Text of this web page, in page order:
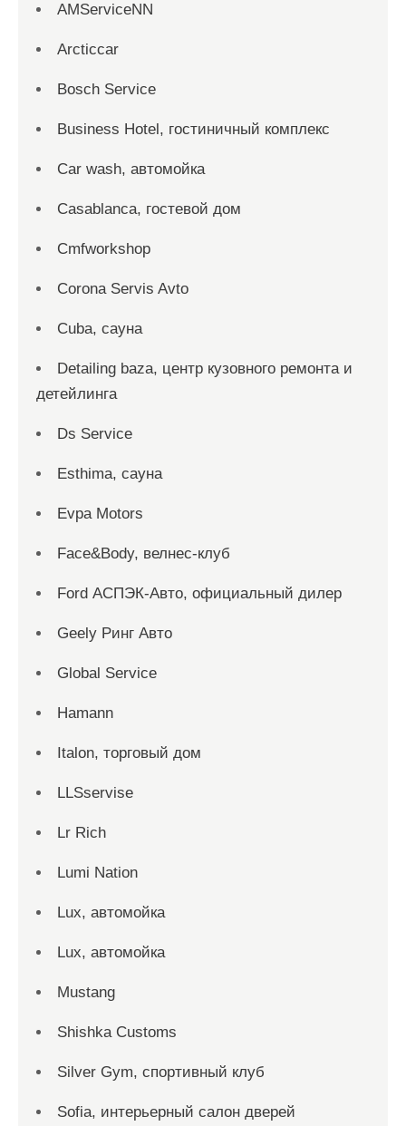
AMServiceNN
Arcticcar
Bosch Service
Business Hotel, гостиничный комплекс
Car wash, автомойка
Casablanca, гостевой дом
Cmfworkshop
Corona Servis Avto
Cuba, сауна
Detailing baza, центр кузовного ремонта и
детейлинга
Ds Service
Esthima, сауна
Evpa Motors
Face&Body, велнес-клуб
Ford АСПЭК-Авто, официальный дилер
Geely Ринг Авто
Global Service
Hamann
Italon, торговый дом
LLSservise
Lr Rich
Lumi Nation
Lux, автомойка
Lux, автомойка
Mustang
Shishka Customs
Silver Gym, спортивный клуб
Sofia, интерьерный салон дверей